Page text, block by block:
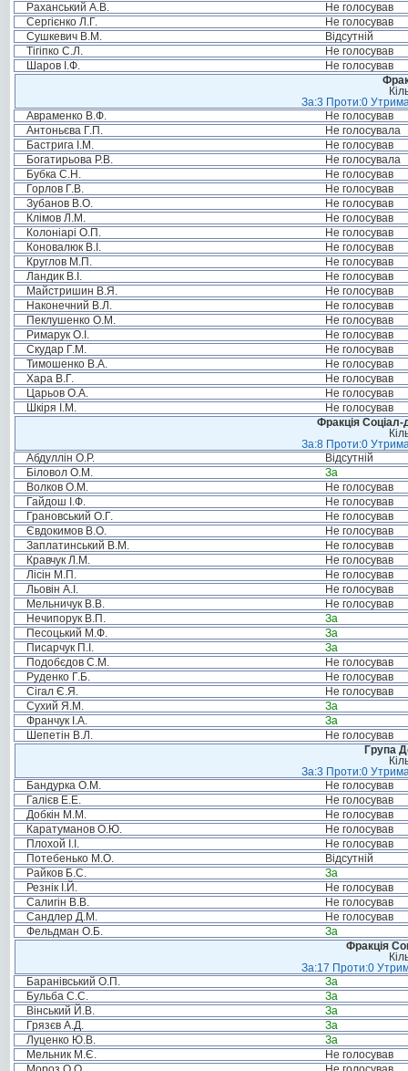
Раханський А.В.
Не голосував
Сергієнко Л.Г.
Не голосував
Сушкевич В.М.
Відсутній
Тігіпко С.Л.
Не голосував
Шаров І.Ф.
Не голосував
За:3 Проти:0
Авраменко В.Ф.
Не голосував
Антоньєва Г.П.
Не голосувала
Бастрига І.М.
Не голосував
Богатирьова Р.В.
Не голосувала
Бубка С.Н.
Не голосував
Горлов Г.В.
Не голосував
Зубанов В.О.
Не голосував
Клімов Л.М.
Не голосував
Колоніарі О.П.
Не голосував
Коновалюк В.І.
Не голосував
Круглов М.П.
Не голосував
Ландик В.І.
Не голосував
Майстришин В.Я.
Не голосував
Наконечний В.Л.
Не голосував
Пеклушенко О.М.
Не голосував
Римарук О.І.
Не голосував
Скудар Г.М.
Не голосував
Тимошенко В.А.
Не голосував
Хара В.Г.
Не голосував
Царьов О.А.
Не голосував
Шкіря І.М.
Не голосував
Фракція Соціал-
За:8 Проти:0
Абдуллін О.Р.
Відсутній
Біловол О.М.
За
Волков О.М.
Не голосував
Гайдош І.Ф.
Не голосував
Грановський О.Г.
Не голосував
Євдокимов В.О.
Не голосував
Заплатинський В.М.
Не голосував
Кравчук Л.М.
Не голосував
Лісін М.П.
Не голосував
Льовін А.І.
Не голосував
Мельничук В.В.
Не голосував
Нечипорук В.П.
За
Песоцький М.Ф.
За
Писарчук П.І.
За
Подобєдов С.М.
Не голосував
Руденко Г.Б.
Не голосував
Сігал Є.Я.
Не голосував
Сухий Я.М.
За
Франчук І.А.
За
Шепетін В.Л.
Не голосував
Група
За:3 Проти:0
Бандурка О.М.
Не голосував
Галієв Е.Е.
Не голосував
Добкін М.М.
Не голосував
Каратуманов О.Ю.
Не голосував
Плохой І.І.
Не голосував
Потебенько М.О.
Відсутній
Райков Б.С.
За
Резнік І.Й.
Не голосував
Салигін В.В.
Не голосував
Сандлер Д.М.
Не голосував
Фельдман О.Б.
За
Фракція
За:17 Проти:0
Баранівський О.П.
За
Бульба С.С.
За
Вінський Й.В.
За
Грязєв А.Д.
За
Луценко Ю.В.
За
Мельник М.Є.
Не голосував